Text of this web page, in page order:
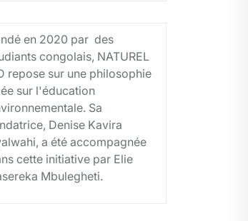
en 2020 par des
congolais, NATUREL
repose sur une philosophie
sur l'éducation
Sa
Denise Kavira
a été accompagnée
cette initiative par Elie
Mbulegheti.